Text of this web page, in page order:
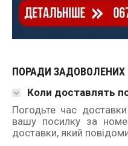
ПОРАДИ ЗАДОВОЛЕНИХ
Коли доставлять
Погодьте час
вашу посилку за
доставки, який